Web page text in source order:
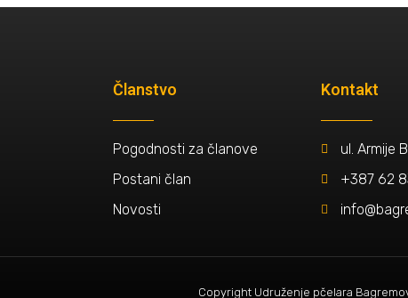
Članstvo
Pogodnosti za članove
Postani član
Novosti
Kontakt
ul. Armije
+387 62
Copyright Udruženje pčelara